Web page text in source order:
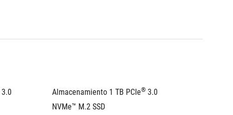
3.0
Almacenamiento 1 TB PCIe® 3.0
NVMe™ M.2 SSD